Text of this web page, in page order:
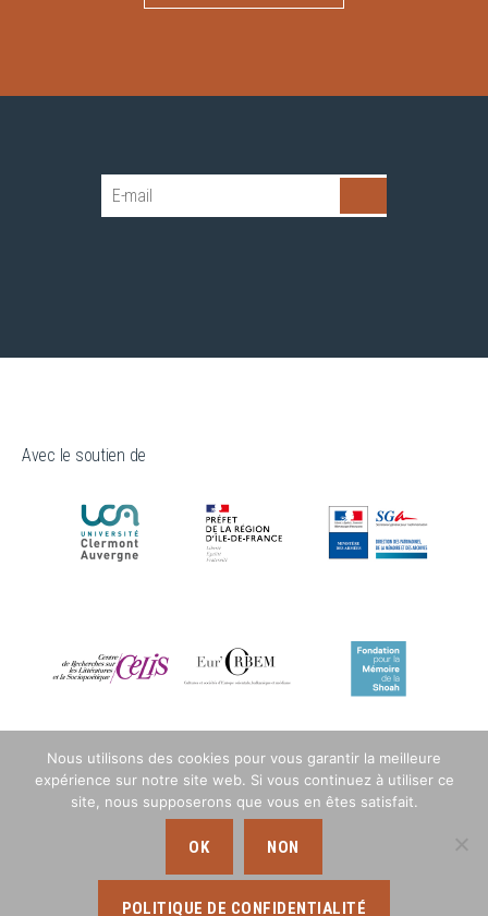
Avec le soutien de
Nous utilisons des cookies pour vous garantir la meilleure
expérience sur notre site web. Si vous continuez à utiliser ce
site, nous supposerons que vous en êtes satisfait.
OK NON
POLITIQUE DE CONFIDENTIALITÉ